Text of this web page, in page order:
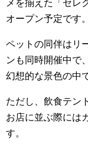
メを揃えた「セレ
オープン予定です。
ペットの同伴はリ
ンも同時開催中で
幻想的な景色の中
ただし、飲食テン
お店に並ぶ際には
す。